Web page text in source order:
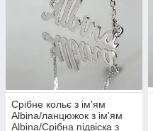
Срібне кольє з ім'ям
Albina/ланцюжок з ім'ям
Albina/Срібна підвіска з